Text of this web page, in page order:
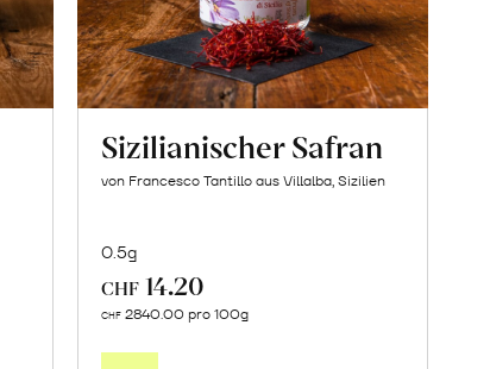
Sizilianischer Safran
von Francesco Tantillo aus Villalba, Sizilien
0.5g
CHF 14.20
CHF 2840.00 pro 100g